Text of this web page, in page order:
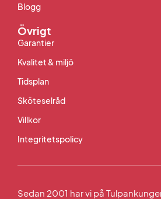
Blogg
Övrigt
Garantier
Kvalitet & miljö
Tidsplan
Sköteselråd
Villkor
Integritetspolicy
Sedan 2001 har vi på